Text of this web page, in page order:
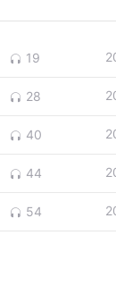
19
28
40
44
54